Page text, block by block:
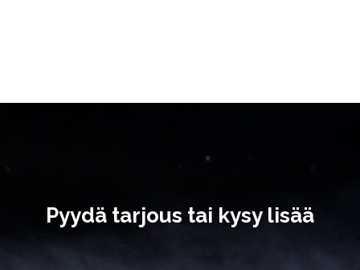
Pyydä tarjous tai kysy lisää